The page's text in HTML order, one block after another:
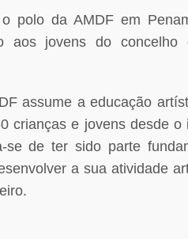
polo da AMDF em
aos jovens do
assume a educação
crianças e jovens desde o
se de ter sido parte
a sua atividade